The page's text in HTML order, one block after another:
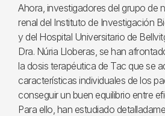
Ahora, investigadores del grupo de
renal del Instituto de Investigación
y del Hospital Universitario de
Dra. Núria Lloberas, se han
la dosis terapéutica de Tac que se
características individuales de los
conseguir un buen equilibrio entre
Para ello, han estudiado